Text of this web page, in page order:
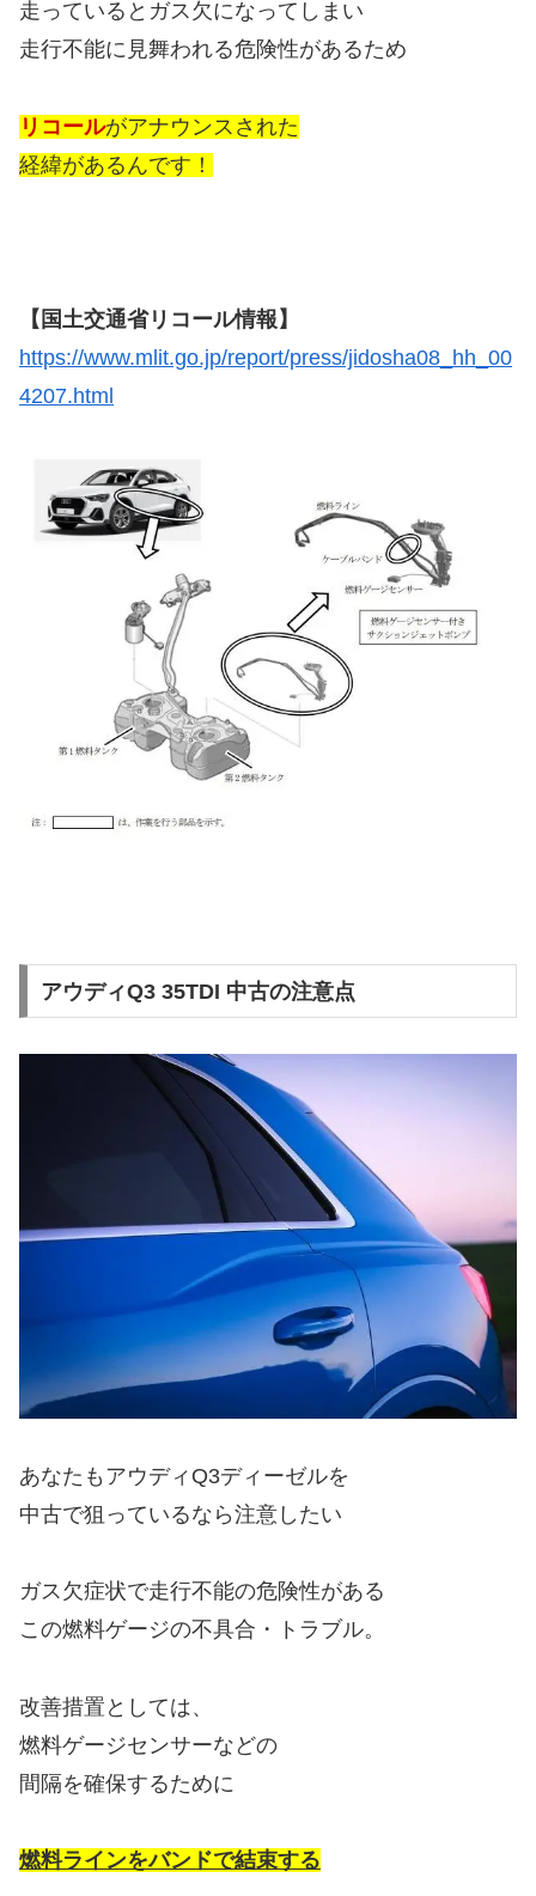
走っているとガス欠になってしまい
走行不能に見舞われる危険性があるため
リコールがアナウンスされた
経緯があるんです！
【国土交通省リコール情報】
https://www.mlit.go.jp/report/press/jidosha08_hh_00
4207.html
アウディQ3 35TDI 中古の注意点
あなたもアウディQ3ディーゼルを
中古で狙っているなら注意したい
ガス欠症状で走行不能の危険性がある
この燃料ゲージの不具合・トラブル。
改善措置としては、
燃料ゲージセンサーなどの
間隔を確保するために
燃料ラインをバンドで結束する